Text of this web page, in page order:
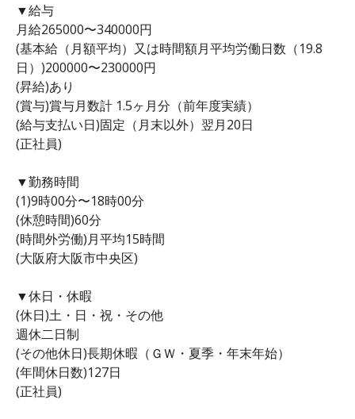
▼給与
月給265000〜340000円
(基本給（月額平均）又は時間額月平均労働日数（19.8
日）)200000〜230000円
(昇給)あり
(賞与)賞与月数計 1.5ヶ月分（前年度実績）
(給与支払い日)固定（月末以外）翌月20日
(正社員)
▼勤務時間
(1)9時00分〜18時00分
(休憩時間)60分
(時間外労働)月平均15時間
(大阪府大阪市中央区)
▼休日・休暇
(休日)土・日・祝・その他
週休二日制
(その他休日)長期休暇（ＧＷ・夏季・年末年始）
(年間休日数)127日
(正社員)